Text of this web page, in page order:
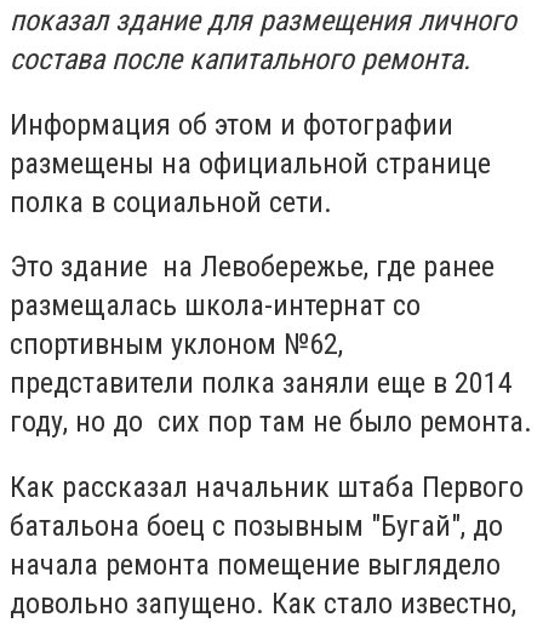
показал здание для размещения личного
составапосле капитального ремонта.
Информация об этом и фотографии
размещены на официальной странице
полка в социальной сети.
Это здание на Левобережье, где ранее
размещалась школа-интернат со
спортивным уклоном №62,
представители полка заняли еще в 2014
году, но до сих пор там не было ремонта.
Как рассказал начальник штаба Первого
батальона боец с позывным "Бугай", до
начала ремонта помещение выглядело
довольно запущено. Как стало известно,